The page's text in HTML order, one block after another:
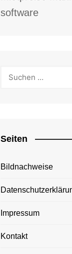
software
Seiten
Bildnachweise
Impressum
Kontakt